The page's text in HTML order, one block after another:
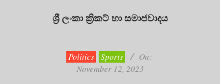
ශ්‍රී ලංකා ක්‍රිකට් හා සමාජවාදය
Politics Sports
On:
November 12, 2023